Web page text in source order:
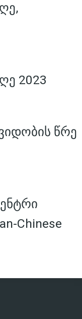
2023
წრე
Chinese